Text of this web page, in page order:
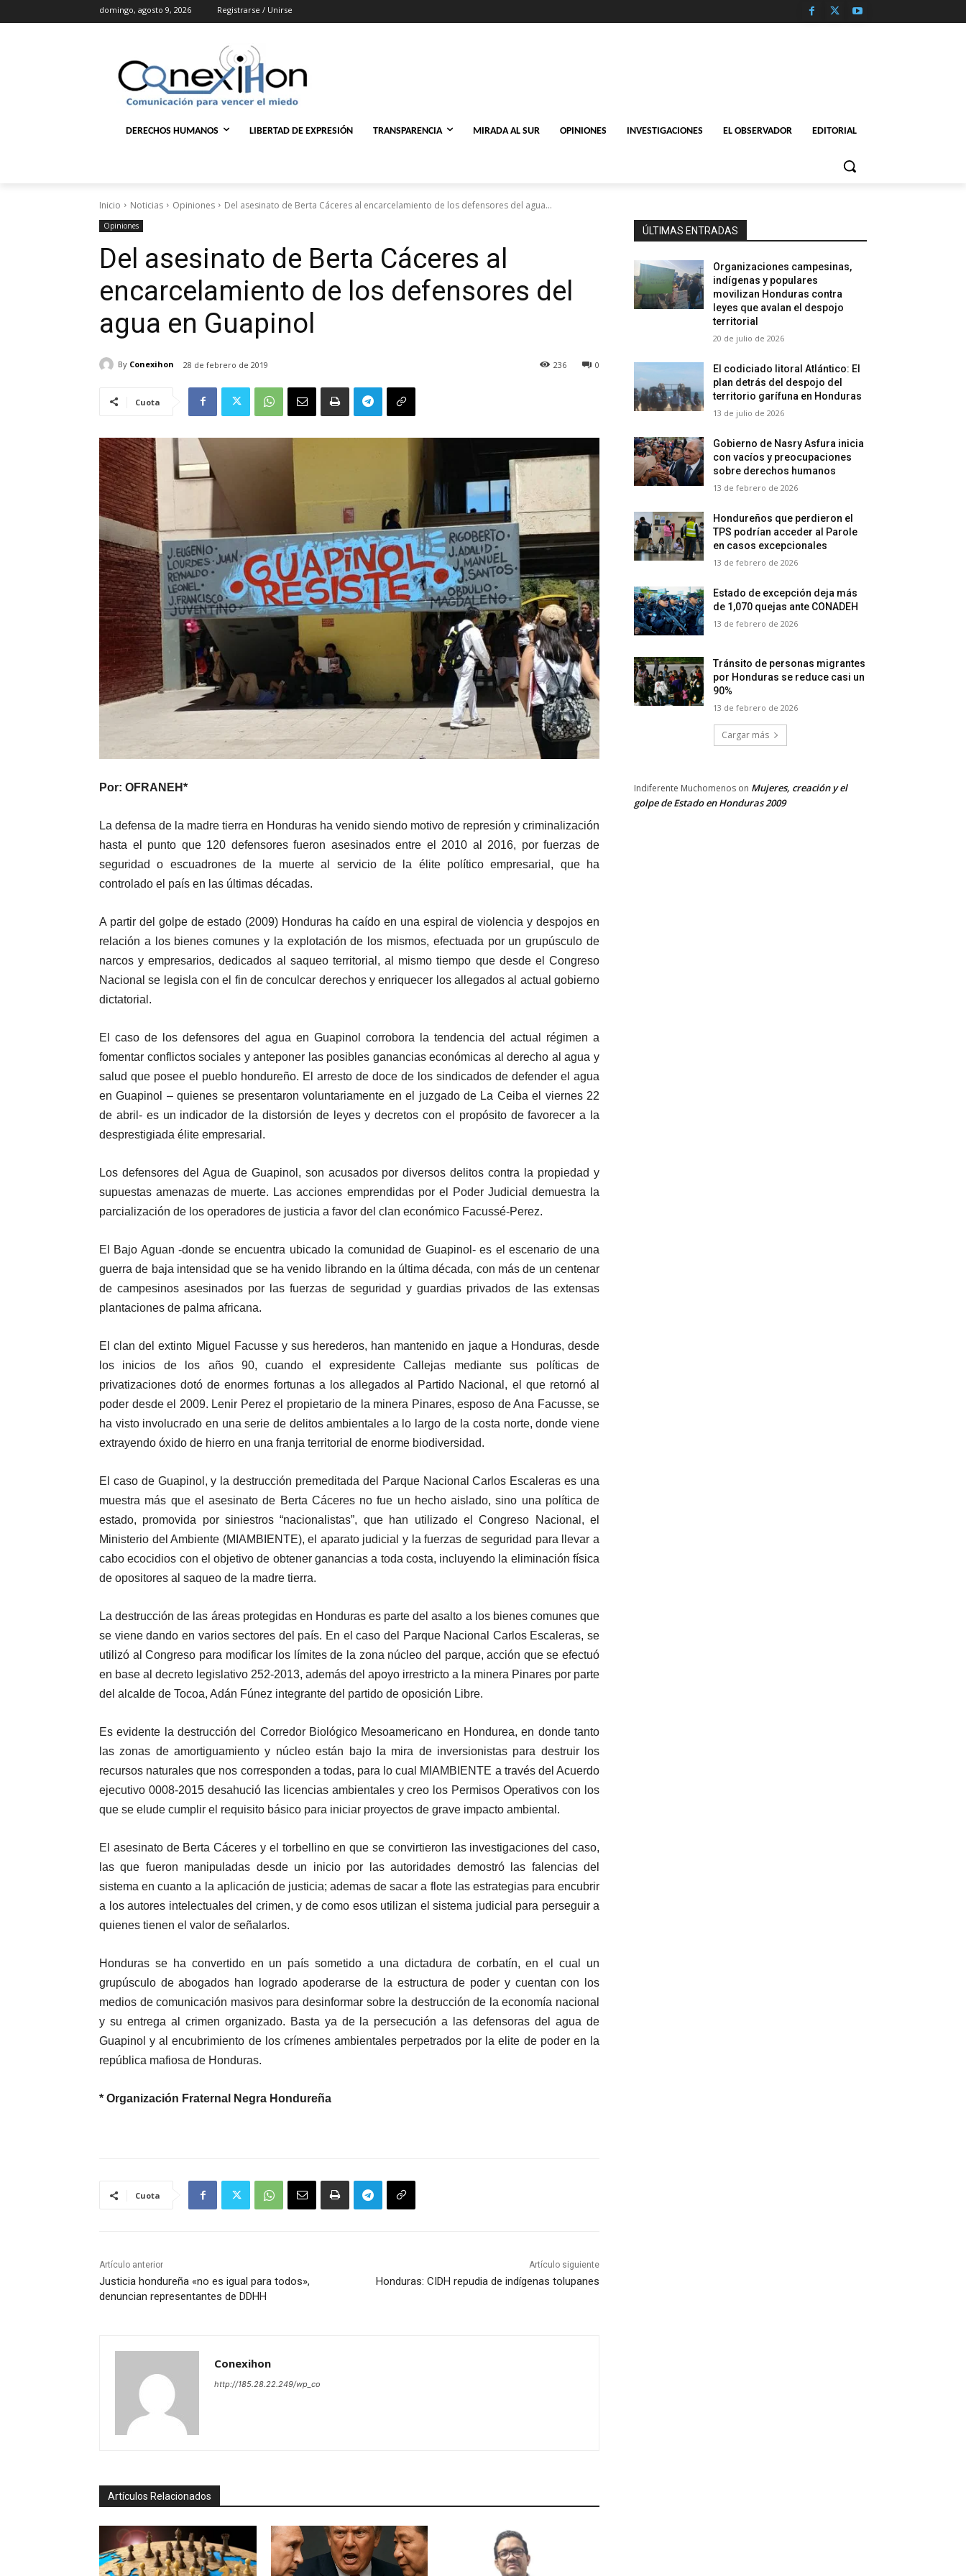
domingo, agosto 9, 2026 Registrarse / Unirse
DERECHOS HUMANOS LIBERTAD DE EXPRESIÓN TRANSPARENCIA MIRADA AL SUR OPINIONES INVESTIGACIONES EL OBSERVADOR EDITORIAL
Inicio Noticias Opiniones Del asesinato de Berta Cáceres al encarcelamiento de los defensores del agua...
Opiniones
Del asesinato de Berta Cáceres al
encarcelamiento de los defensores del
agua en Guapinol
By Conexihon 28 de febrero de 2019 0
236
Cuota
Por: OFRANEH*
La defensa de la madre tierra en Honduras ha venido siendo motivo de represión y criminalización
hasta el punto que 120 defensores fueron asesinados entre el 2010 al 2016, por fuerzas de
seguridad o escuadrones de la muerte al servicio de la élite político empresarial, que ha
controlado el país en las últimas décadas.
A partir del golpe de estado (2009) Honduras ha caído en una espiral de violencia y despojos en
relación a los bienes comunes y la explotación de los mismos, efectuada por un grupúsculo de
narcos y empresarios, dedicados al saqueo territorial, al mismo tiempo que desde el Congreso
Nacional se legisla con el fin de conculcar derechos y enriquecer los allegados al actual gobierno
dictatorial.
El caso de los defensores del agua en Guapinol corrobora la tendencia del actual régimen a
fomentar conflictos sociales y anteponer las posibles ganancias económicas al derecho al agua y
salud que posee el pueblo hondureño. El arresto de doce de los sindicados de defender el agua
en Guapinol – quienes se presentaron voluntariamente en el juzgado de La Ceiba el viernes 22
de abril- es un indicador de la distorsión de leyes y decretos con el propósito de favorecer a la
desprestigiada élite empresarial.
Los defensores del Agua de Guapinol, son acusados por diversos delitos contra la propiedad y
supuestas amenazas de muerte. Las acciones emprendidas por el Poder Judicial demuestra la
parcialización de los operadores de justicia a favor del clan económico Facussé-Perez.
El Bajo Aguan -donde se encuentra ubicado la comunidad de Guapinol- es el escenario de una
guerra de baja intensidad que se ha venido librando en la última década, con más de un centenar
de campesinos asesinados por las fuerzas de seguridad y guardias privados de las extensas
plantaciones de palma africana.
El clan del extinto Miguel Facusse y sus herederos, han mantenido en jaque a Honduras, desde
los inicios de los años 90, cuando el expresidente Callejas mediante sus políticas de
privatizaciones dotó de enormes fortunas a los allegados al Partido Nacional, el que retornó al
poder desde el 2009. Lenir Perez el propietario de la minera Pinares, esposo de Ana Facusse, se
ha visto involucrado en una serie de delitos ambientales a lo largo de la costa norte, donde viene
extrayendo óxido de hierro en una franja territorial de enorme biodiversidad.
El caso de Guapinol, y la destrucción premeditada del Parque Nacional Carlos Escaleras es una
muestra más que el asesinato de Berta Cáceres no fue un hecho aislado, sino una política de
estado, promovida por siniestros “nacionalistas”, que han utilizado el Congreso Nacional, el
Ministerio del Ambiente (MIAMBIENTE), el aparato judicial y la fuerzas de seguridad para llevar a
cabo ecocidios con el objetivo de obtener ganancias a toda costa, incluyendo la eliminación física
de opositores al saqueo de la madre tierra.
La destrucción de las áreas protegidas en Honduras es parte del asalto a los bienes comunes que
se viene dando en varios sectores del país. En el caso del Parque Nacional Carlos Escaleras, se
utilizó al Congreso para modificar los límites de la zona núcleo del parque, acción que se efectuó
en base al decreto legislativo 252-2013, además del apoyo irrestricto a la minera Pinares por parte
del alcalde de Tocoa, Adán Fúnez integrante del partido de oposición Libre.
Es evidente la destrucción del Corredor Biológico Mesoamericano en Hondurea, en donde tanto
las zonas de amortiguamiento y núcleo están bajo la mira de inversionistas para destruir los
recursos naturales que nos corresponden a todas, para lo cual MIAMBIENTE a través del Acuerdo
ejecutivo 0008-2015 desahució las licencias ambientales y creo los Permisos Operativos con los
que se elude cumplir el requisito básico para iniciar proyectos de grave impacto ambiental.
El asesinato de Berta Cáceres y el torbellino en que se convirtieron las investigaciones del caso,
las que fueron manipuladas desde un inicio por las autoridades demostró las falencias del
sistema en cuanto a la aplicación de justicia; ademas de sacar a flote las estrategias para encubrir
a los autores intelectuales del crimen, y de como esos utilizan el sistema judicial para perseguir a
quienes tienen el valor de señalarlos.
Honduras se ha convertido en un país sometido a una dictadura de corbatín, en el cual un
grupúsculo de abogados han logrado apoderarse de la estructura de poder y cuentan con los
medios de comunicación masivos para desinformar sobre la destrucción de la economía nacional
y su entrega al crimen organizado. Basta ya de la persecución a las defensoras del agua de
Guapinol y al encubrimiento de los crímenes ambientales perpetrados por la elite de poder en la
república mafiosa de Honduras.
* Organización Fraternal Negra Hondureña
Cuota
Artículo anterior
Justicia hondureña «no es igual para todos»,
denuncian representantes de DDHH
Artículo siguiente
Honduras: CIDH repudia de indígenas tolupanes
Conexihon
http://185.28.22.249/wp_co
Artículos Relacionados
ÚLTIMAS ENTRADAS
Organizaciones campesinas,
indígenas y populares
movilizan Honduras contra
leyes que avalan el despojo
territorial
20 de julio de 2026
El codiciado litoral Atlántico: El
plan detrás del despojo del
territorio garífuna en Honduras
13 de julio de 2026
Gobierno de Nasry Asfura inicia
con vacíos y preocupaciones
sobre derechos humanos
13 de febrero de 2026
Hondureños que perdieron el
TPS podrían acceder al Parole
en casos excepcionales
13 de febrero de 2026
Estado de excepción deja más
de 1,070 quejas ante CONADEH
13 de febrero de 2026
Tránsito de personas migrantes
por Honduras se reduce casi un
90%
13 de febrero de 2026
Cargar más
Indiferente Muchomenos on Mujeres, creación y el
golpe de Estado en Honduras 2009